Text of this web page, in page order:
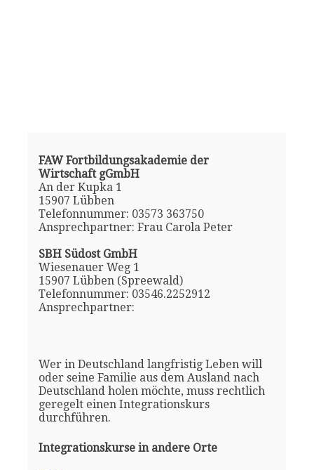
FAW Fortbildungsakademie der
Wirtschaft gGmbH
An der Kupka 1
15907 Lübben
Telefonnummer: 03573 363750
Ansprechpartner: Frau Carola Peter
SBH Südost GmbH
Wiesenauer Weg 1
15907 Lübben (Spreewald)
Telefonnummer: 03546.2252912
Ansprechpartner:
Wer in Deutschland langfristig Leben will
oder seine Familie aus dem Ausland nach
Deutschland holen möchte, muss rechtlich
geregelt einen Integrationskurs
durchführen.
Integrationskurse in andere Orte